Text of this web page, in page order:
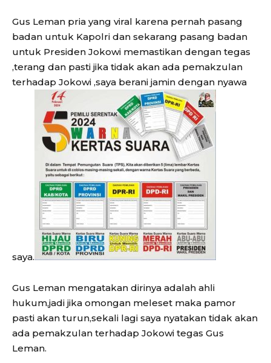
Gus Leman pria yang viral karena pernah pasang
badan untuk Kapolri dan sekarang pasang badan
untuk Presiden Jokowi memastikan dengan tegas
,terang dan pasti jika tidak akan ada pemakzulan
terhadap Jokowi ,saya berani jamin dengan nyawa
saya.
Gus Leman mengatakan dirinya adalah ahli
hukum,jadi jika omongan meleset maka pamor
pasti akan turun,sekali lagi saya nyatakan tidak akan
ada pemakzulan terhadap Jokowi tegas Gus
Leman.